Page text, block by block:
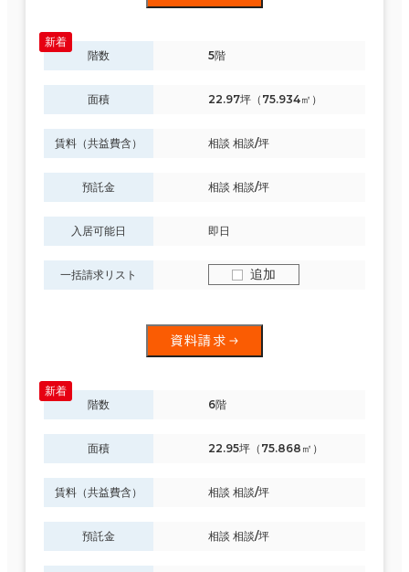
階数 5階
面積 22.97坪（75.934㎡）
賃料（共益費含） 相談 相談/坪
預託金 相談 相談/坪
入居可能日 即日
一括請求リスト 追加
資料請求
階数 6階
面積 22.95坪（75.868㎡）
賃料（共益費含） 相談 相談/坪
預託金 相談 相談/坪